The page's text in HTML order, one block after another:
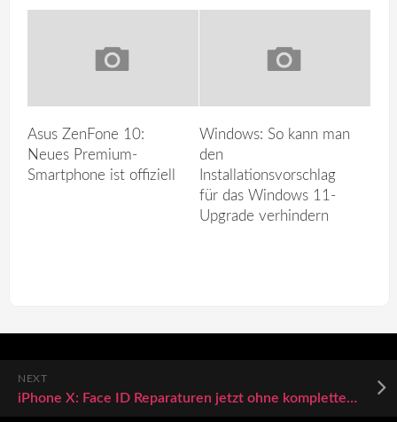
Asus ZenFone 10:
Neues Premium-
Smartphone ist offiziell
Windows: So kann man
den
Installationsvorschlag
für das Windows 11-
Upgrade verhindern
NEXT
iPhone X: Face ID Reparaturen jetzt ohne kompletten Gerätetausch